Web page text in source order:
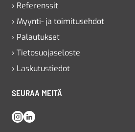
› Referenssit
› Myynti- ja toimitusehdot
› Palautukset
› Tietosuojaseloste
› Laskutustiedot
SEURAA MEITÄ
Instagram
LinkedIn